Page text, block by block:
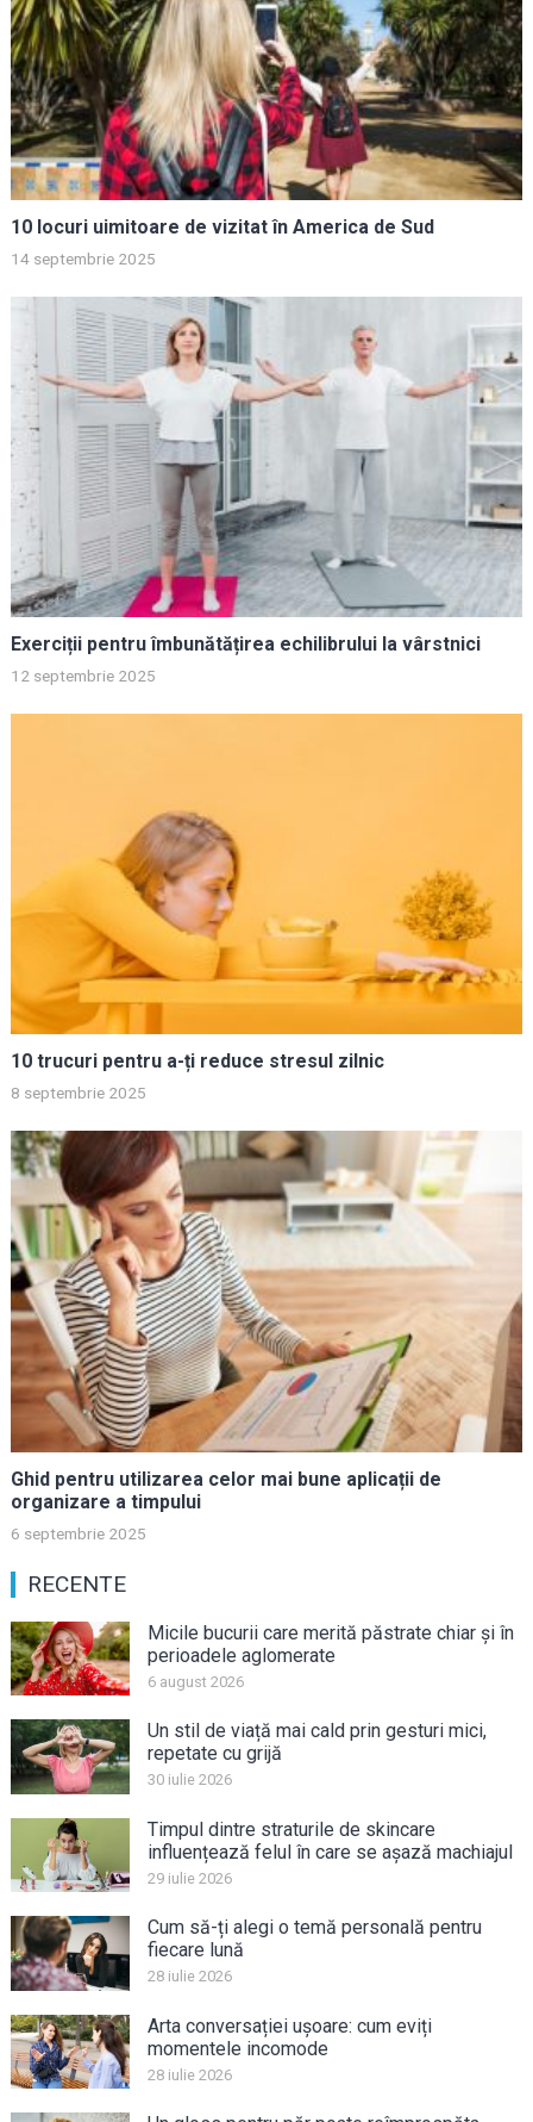
10 locuri uimitoare de vizitat în America de Sud
14 septembrie 2025
Exerciții pentru îmbunătățirea echilibrului la vârstnici
12 septembrie 2025
10 trucuri pentru a-ți reduce stresul zilnic
8 septembrie 2025
Ghid pentru utilizarea celor mai bune aplicații de
organizare a timpului
6 septembrie 2025
RECENTE
Micile bucurii care merită păstrate chiar și în
perioadele aglomerate
6 august 2026
Un stil de viață mai cald prin gesturi mici,
repetate cu grijă
30 iulie 2026
Timpul dintre straturile de skincare
influențează felul în care se așază machiajul
29 iulie 2026
Cum să-ți alegi o temă personală pentru
fiecare lună
28 iulie 2026
Arta conversației ușoare: cum eviți
momentele incomode
28 iulie 2026